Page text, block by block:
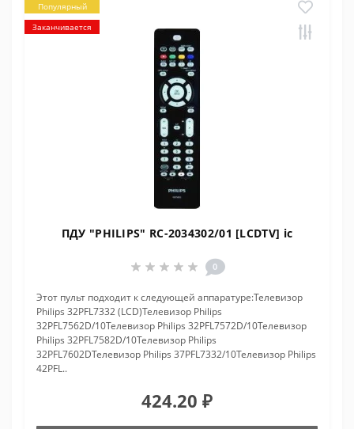
Популярный
Заканчивается
ПДУ "PHILIPS" RC-2034302/01 [LCDTV] ic
0
Этот пульт подходит к следующей аппаратуре:Телевизор
Philips 32PFL7332 (LCD)Телевизор Philips
32PFL7562D/10Телевизор Philips 32PFL7572D/10Телевизор
Philips 32PFL7582D/10Телевизор Philips
32PFL7602DТелевизор Philips 37PFL7332/10Телевизор Philips
42PFL..
424.20 ₽